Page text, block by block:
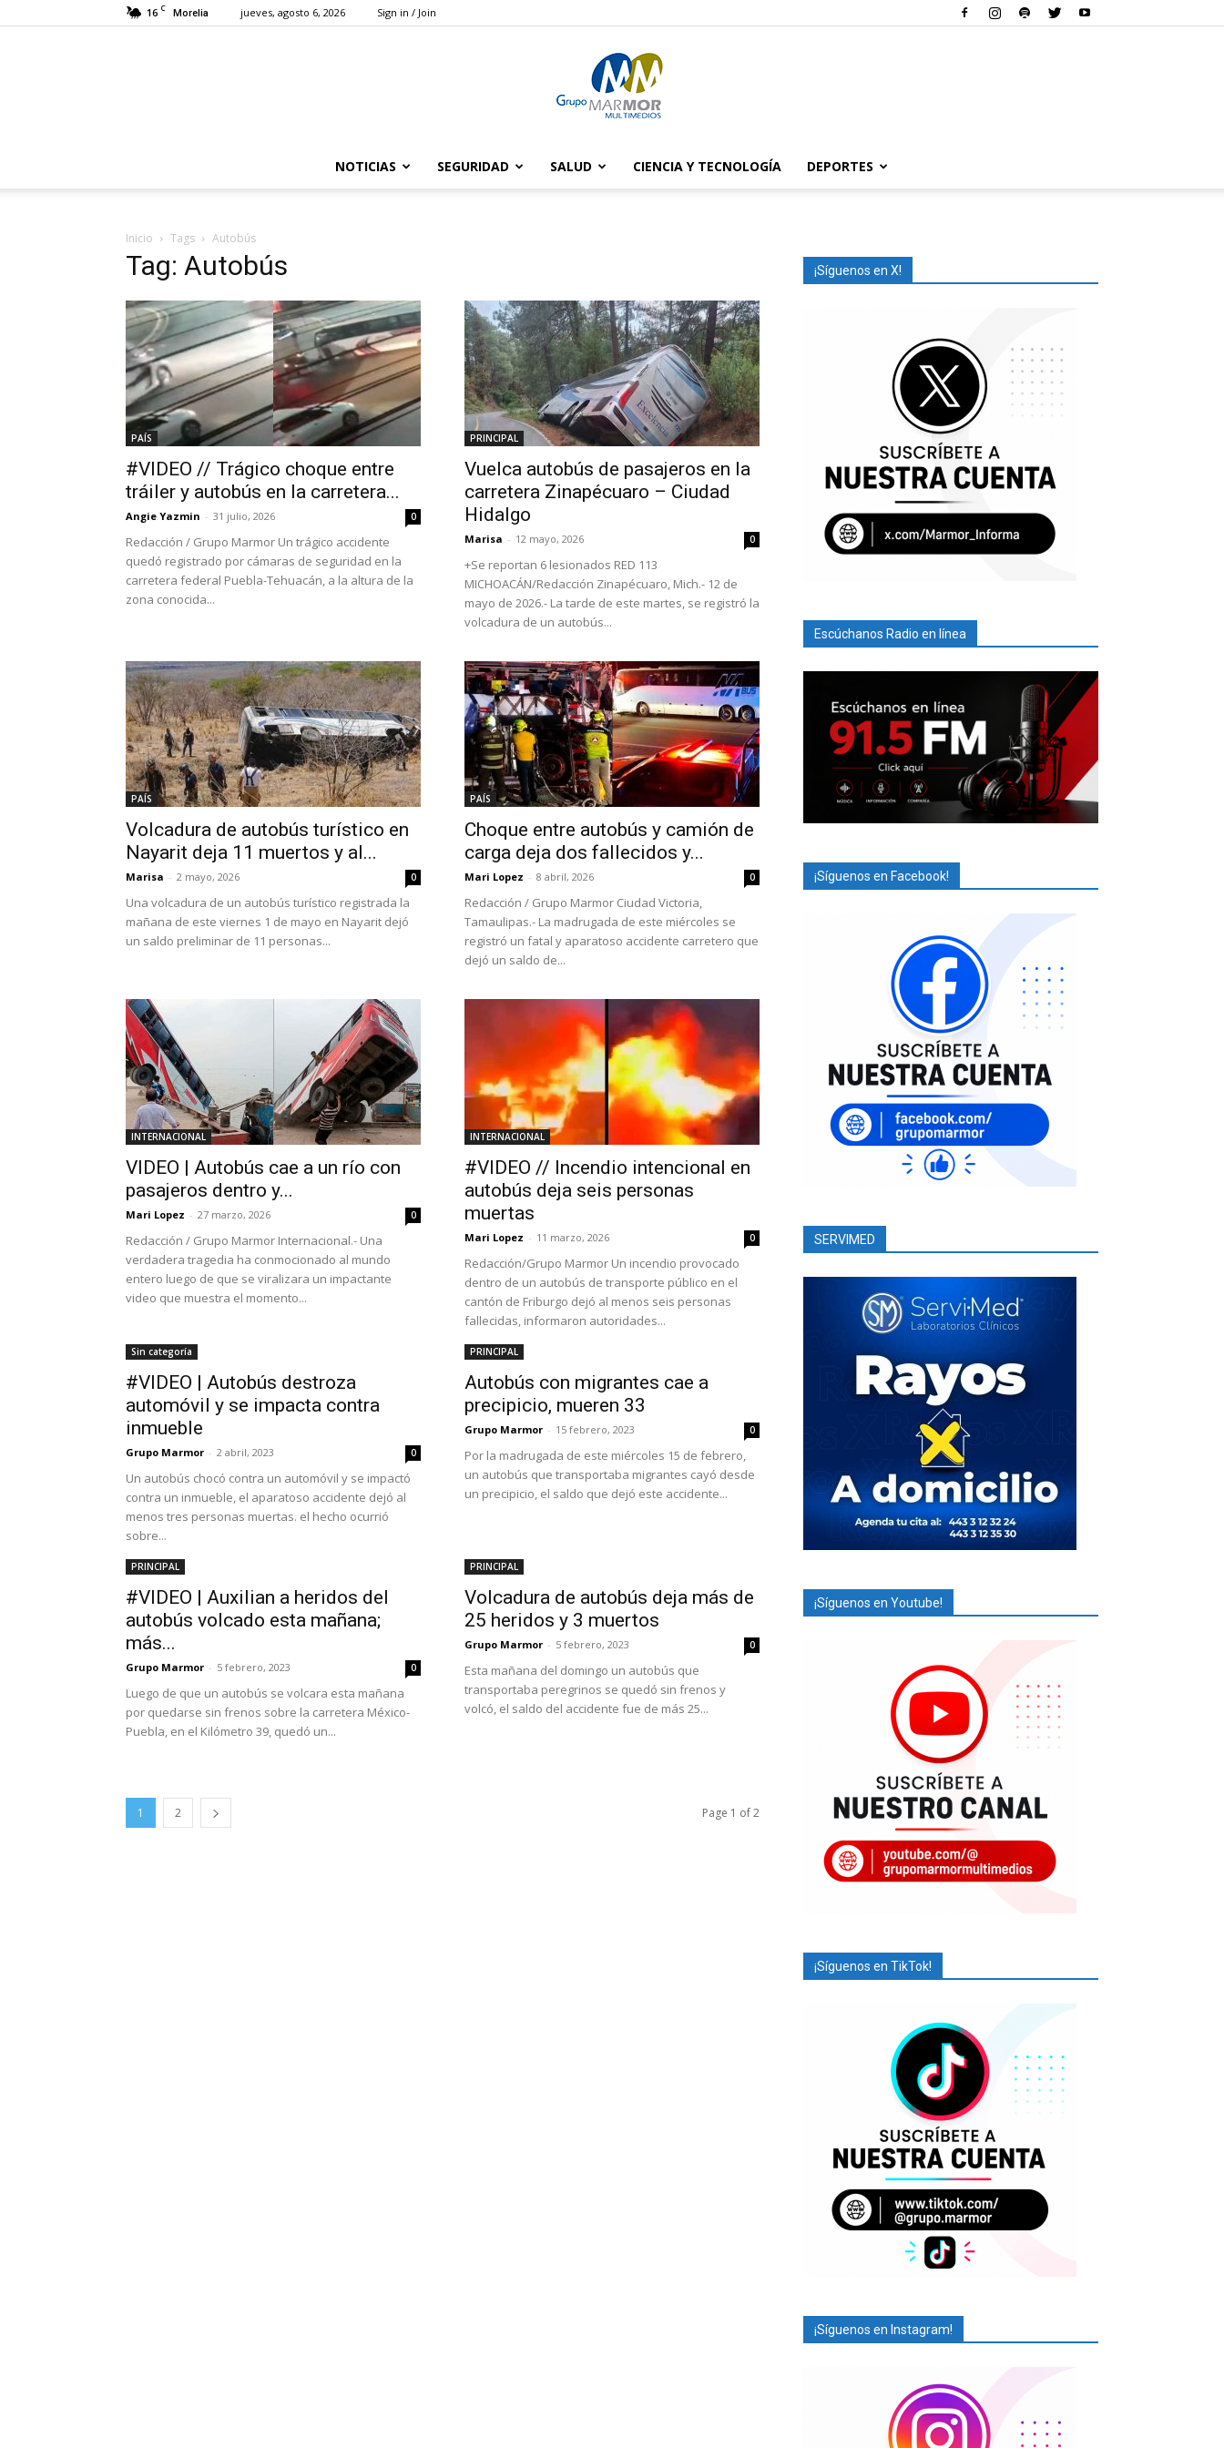
16 C Morelia jueves, agosto 6, 2026 Sign in / Join
Marmor
NOTICIAS SEGURIDAD SALUD CIENCIA Y TECNOLOGÍA DEPORTES
Inicio Tags Autobús
Tag: Autobús
PAÍS
#VIDEO // Trágico choque entre
tráiler y autobús en la carretera...
Angie Yazmin - 31 julio, 2026 0
Redacción / Grupo Marmor Un trágico accidente
quedó registrado por cámaras de seguridad en la
carretera federal Puebla-Tehuacán, a la altura de la
zona conocida...
PRINCIPAL
Vuelca autobús de pasajeros en la
carretera Zinapécuaro – Ciudad
Hidalgo
Marisa - 12 mayo, 2026 0
+Se reportan 6 lesionados RED 113
MICHOACÁN/Redacción Zinapécuaro, Mich.- 12 de
mayo de 2026.- La tarde de este martes, se registró la
volcadura de un autobús...
PAÍS
Volcadura de autobús turístico en
Nayarit deja 11 muertos y al...
Marisa - 2 mayo, 2026 0
Una volcadura de un autobús turístico registrada la
mañana de este viernes 1 de mayo en Nayarit dejó
un saldo preliminar de 11 personas...
PAÍS
Choque entre autobús y camión de
carga deja dos fallecidos y...
Mari Lopez - 8 abril, 2026 0
Redacción / Grupo Marmor Ciudad Victoria,
Tamaulipas.- La madrugada de este miércoles se
registró un fatal y aparatoso accidente carretero que
dejó un saldo de...
INTERNACIONAL
VIDEO | Autobús cae a un río con
pasajeros dentro y...
Mari Lopez - 27 marzo, 2026 0
Redacción / Grupo Marmor Internacional.- Una
verdadera tragedia ha conmocionado al mundo
entero luego de que se viralizara un impactante
video que muestra el momento...
INTERNACIONAL
#VIDEO // Incendio intencional en
autobús deja seis personas
muertas
Mari Lopez - 11 marzo, 2026 0
Redacción/Grupo Marmor Un incendio provocado
dentro de un autobús de transporte público en el
cantón de Friburgo dejó al menos seis personas
fallecidas, informaron autoridades...
Sin categoría
#VIDEO | Autobús destroza
automóvil y se impacta contra
inmueble
Grupo Marmor - 2 abril, 2023 0
Un autobús chocó contra un automóvil y se impactó
contra un inmueble, el aparatoso accidente dejó al
menos tres personas muertas. el hecho ocurrió
sobre...
PRINCIPAL
Autobús con migrantes cae a
precipicio, mueren 33
Grupo Marmor - 15 febrero, 2023 0
Por la madrugada de este miércoles 15 de febrero,
un autobús que transportaba migrantes cayó desde
un precipicio, el saldo que dejó este accidente...
PRINCIPAL
#VIDEO | Auxilian a heridos del
autobús volcado esta mañana;
más...
Grupo Marmor - 5 febrero, 2023 0
Luego de que un autobús se volcara esta mañana
por quedarse sin frenos sobre la carretera México-
Puebla, en el Kilómetro 39, quedó un...
PRINCIPAL
Volcadura de autobús deja más de
25 heridos y 3 muertos
Grupo Marmor - 5 febrero, 2023 0
Esta mañana del domingo un autobús que
transportaba peregrinos se quedó sin frenos y
volcó, el saldo del accidente fue de más 25...
1 2 Page 1 of 2
¡Síguenos en X!
Escúchanos Radio en línea
¡Síguenos en Facebook!
SERVIMED
¡Síguenos en Youtube!
¡Síguenos en TikTok!
¡Síguenos en Instagram!